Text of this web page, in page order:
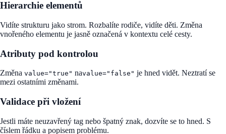
Hierarchie elementů
Vidíte strukturu jako strom. Rozbalíte rodiče, vidíte děti. Změna
vnořeného elementu je jasně označená v kontextu celé cesty.
Atributy pod kontrolou
Změna value="true" navalue="false" je hned vidět. Neztratí se
mezi ostatními změnami.
Validace při vložení
Jestli máte neuzavřený tag nebo špatný znak, dozvíte se to hned. S
číslem řádku a popisem problému.